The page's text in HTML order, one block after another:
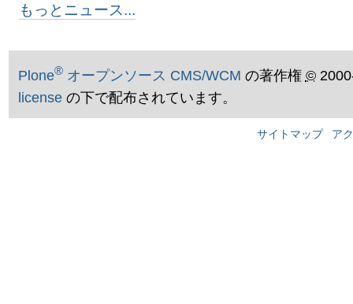
もっとニュース...
Plone®オープンソース CMS/WCM の著作権 ©
licenseの下で配布されています。
サイトマップ ア